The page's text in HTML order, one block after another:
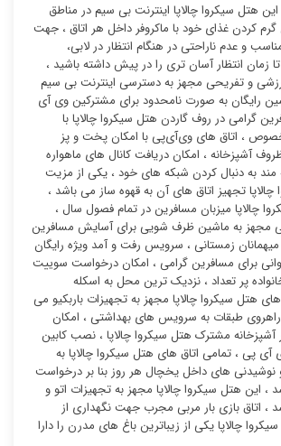
هتل سیکروا چالاپا اینترنت بی سیم در مناطق
کردن غذای خود با ماکروفر داخل هر اتاق ، جهت
و عدم ناراحتی در هنگام انتظار در لابی،
زمان انتظار آسان تری را در پیش داشته باشید ،
و تفریحی مجهز به دسترسی اینترنت بی سیم
رایگان به صورت نامحدود برای مشترکین وی آی
گرامی در روف گاردن هتل سیکروا چالاپا با
، اتاق های وی‌آی‌پی با امکان پخت و پز
آشپزخانه ، امکان دریافت کانال های ماهواره
به دنبال کردن شبکه های خود ، یکی از مزیت
تجهیز اتاق های آن به قهوه ساز می باشد ،
چالاپا میزبان مسافرین در تمام فصول سال ،
به ماشین ظرف شویی برای آسایش مسافرین
زمستانی ، سرویس رفت و آمد ویژه رایگان
برای مسافرین گرامی ، امکان درخواست سوییت
پر تعداد ، نزدیک ترین محل به اسکله
هتل سیکروا چالاپا مجهز به تجهیزات باربکیو می
طبقات به سرویس های بهداشتی ، امکان
مشترک هتل سیکروا چالاپا ، نصب کابین
پی ، تمامی اتاق های هتل سیکروا چالاپا به
های داخل یخچال هر روز بنا بر درخواست
این هتل سیکروا چالاپا مجهز به تجهیزات اتو و
بازی بار مربی مجرب جهت نگهداری از
چالاپا یکی از زیباترین باغ های مدرن را دارا